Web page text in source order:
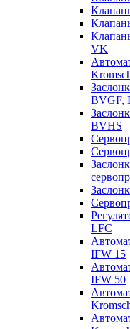
VK
BVGF,
BVHS
LFC
IFW 15
IFW 50